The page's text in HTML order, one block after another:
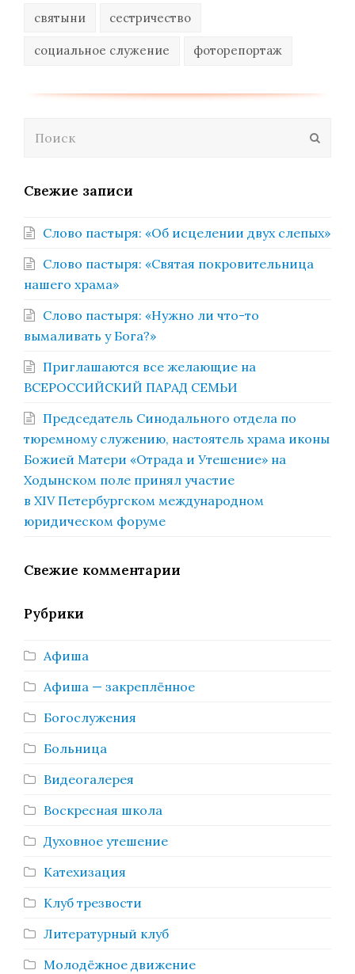
святыни сестричество
социальное служение фоторепортаж
Свежие записи
Слово пастыря: «Об исцелении двух слепых»
Слово пастыря: «Святая покровительница
нашего храма»
Слово пастыря: «Нужно ли что-то
вымаливать у Бога?»
Приглашаются все желающие на
ВСЕРОССИЙСКИЙ ПАРАД СЕМЬИ
Председатель Синодального отдела по
тюремному служению, настоятель храма иконы
Божией Матери «Отрада и Утешение» на
Ходынском поле принял участие
в XIV Петербургском международном
юридическом форуме
Свежие комментарии
Рубрики
Афиша
Афиша — закреплённое
Богослужения
Больница
Видеогалерея
Воскресная школа
Духовное утешение
Катехизация
Клуб трезвости
Литературный клуб
Молодёжное движение